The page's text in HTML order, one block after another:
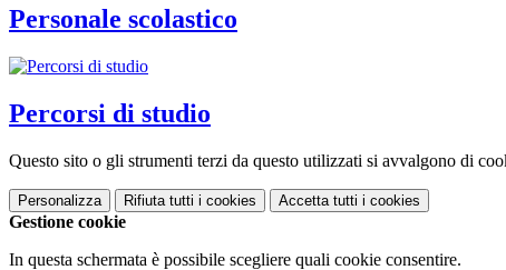
Personale scolastico
Percorsi di studio
Questo sito o gli strumenti terzi da questo utilizzati si avvalgono di
Personalizza Rifiuta tutti i cookies Accetta tutti i cookies
Gestione cookie
In questa schermata è possibile scegliere quali cookie consentire.